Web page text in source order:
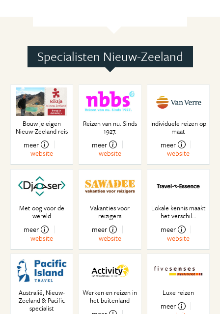
Paasbest
Video huren of Netflix, contant of digitaal?
Lebensraum
Don't drink and fry
Huisje, boompje, beestje
Kiwi As
Casual
Summertime in december
NOS (N-Z ongelofelijk sociaal) langs de lijn
Het nieuwe land
Blik op de weg
Leuker kunnen we het niet maken, vooral niet
makkelijker!
Oom Donald
Watermensen
Lekker op de blote voetjes
Tongariro National Park
Leerrecht of leerplicht
Geen bal op de tv
Stairway to heaven
In het paradijs moet ook gewerkt worden
Voorpagina nieuws
Specialisten Nieuw-Zeeland
Bouw je eigen
Nieuw-Zeeland reis
meer
website
Reizen van nu. Sinds
1927.
meer
website
Individuele reizen op
maat
meer
website
Met oog voor de
wereld
meer
website
Vakanties voor
reizigers
meer
website
Lokale kennis maakt
het verschil...
meer
website
Australië, Nieuw-
Zeeland & Pacific
specialist
Werken en reizen in
het buitenland
Luxe reizen
meer